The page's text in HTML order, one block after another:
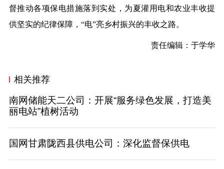
督推动各项保电措施落到实处，为夏灌用电和农业丰收提
供坚实的纪律保障，“电”亮乡村振兴的丰收之路。
责任编辑：于学华
相关推荐
南网储能天二公司：开展“服务绿色发展，打造美
丽电站”植树活动
国网甘肃陇西县供电公司：深化监督保供电